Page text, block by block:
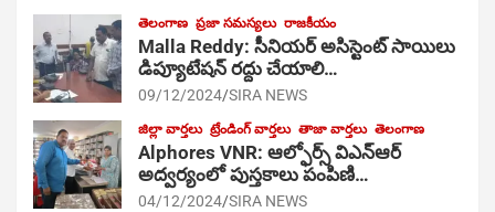
తెలంగాణ ప్రజా సమస్యలు రాజకీయం
Malla Reddy: సీనియర్ అసిస్టెంట్ సాయిలు
డిప్యూటేషన్ రద్దు చేయాలి…
09/12/2024 SIRA NEWS
జిల్లా వార్తలు ట్రేండింగ్ వార్తలు తాజా వార్తలు తెలంగాణ
Alphores VNR: ఆల్ఫోర్స్ విఎన్ఆర్
అద్వర్యంలో పుస్తకాలు పంపిణి…
04/12/2024 SIRA NEWS